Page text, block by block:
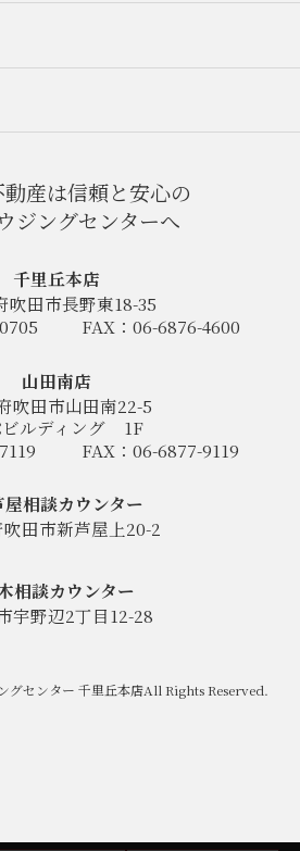
産は信頼と安心の
ジングセンターへ
千里丘本店
吹田市長野東18-35
FAX：06-6876-4600
山田南店
吹田市山田南22-5
ルディング
1F
FAX：06-6877-9119
屋相談カウンター
田市新芦屋上20-2
相談カウンター
宇野辺2丁目12-28
センター 千里丘本店All Rights Reserved.